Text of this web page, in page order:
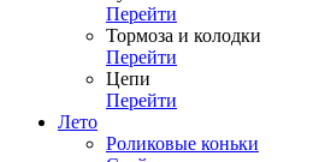
Перейти
Тормоза и колодки
Перейти
Цепи
Перейти
Лето
Роликовые коньки